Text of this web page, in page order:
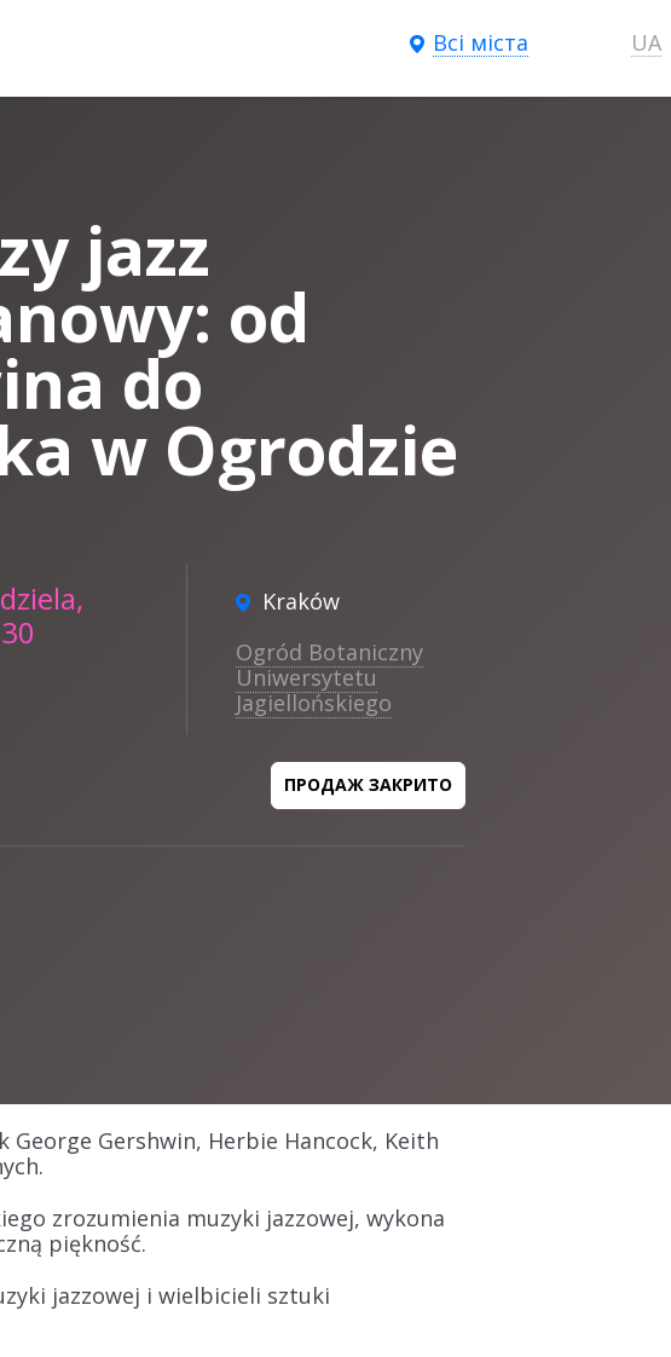
Всі міста UA
jazz
od
do
w Ogrodzie
Kraków
Ogród Botaniczny
Uniwersytetu
Jagiellońskiego
ПРОДАЖ ЗАКРИТО
Gershwin, Herbie Hancock, Keith
zrozumienia muzyki jazzowej, wykona
piękność.
jazzowej i wielbicieli sztuki